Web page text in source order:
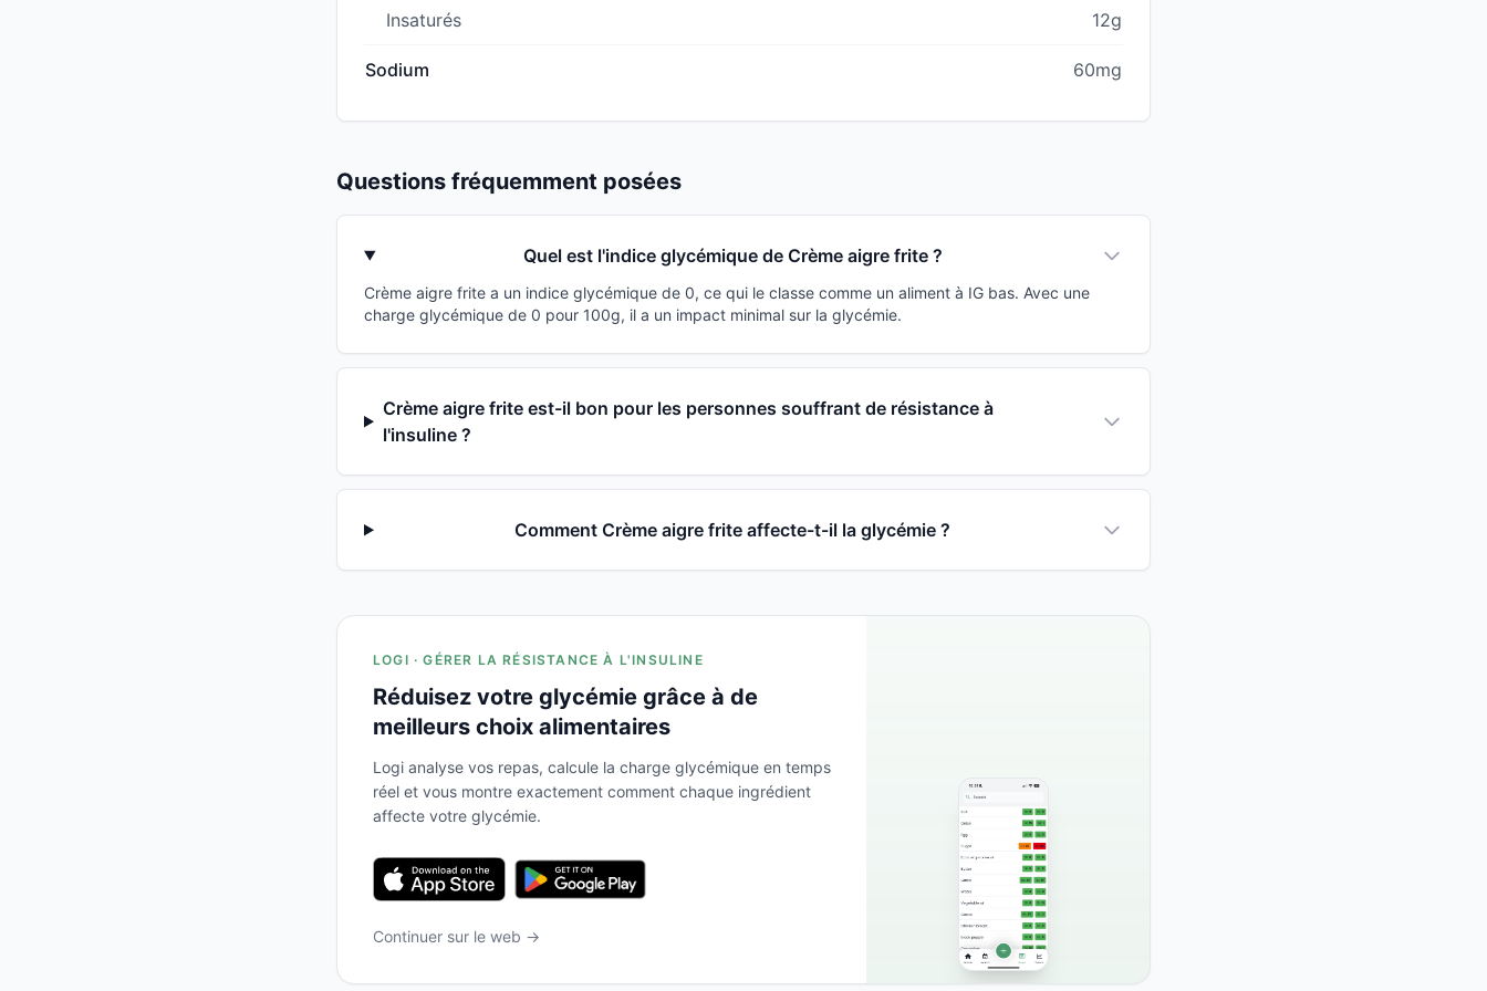
Insaturés 12g
Sodium 60mg
Questions fréquemment posées
Quel est l'indice glycémique de Crème aigre frite ?
Crème aigre frite a un indice glycémique de 0, ce qui le classe comme un aliment à IG bas. Avec une
charge glycémique de 0 pour 100g, il a un impact minimal sur la glycémie.
Crème aigre frite est-il bon pour les personnes souffrant de résistance à
l'insuline ?
Comment Crème aigre frite affecte-t-il la glycémie ?
LOGI · GÉRER LA RÉSISTANCE À L'INSULINE
Réduisez votre glycémie grâce à de
meilleurs choix alimentaires
Logi analyse vos repas, calcule la charge glycémique en temps
réel et vous montre exactement comment chaque ingrédient
affecte votre glycémie.
Continuer sur le web →